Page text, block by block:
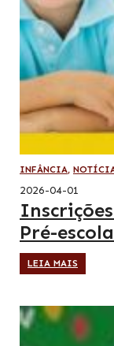
INFÂNCIA,
2026-04-01
Pré-
LEIA MAIS